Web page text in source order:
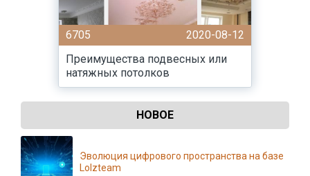
6705
2020-08-12
Преимущества подвесных или
натяжных потолков
НОВОЕ
Эволюция цифрового пространства на базе
Lolzteam